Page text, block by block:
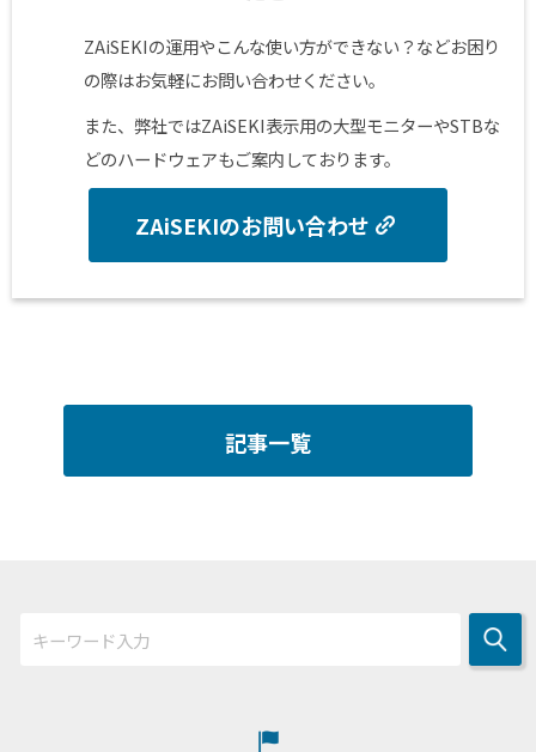
ZAiSEKIの運用やこんな使い方ができない？などお困り
の際はお気軽にお問い合わせください。
また、弊社ではZAiSEKI表示用の大型モニターやSTBな
どのハードウェアもご案内しております。
ZAiSEKIのお問い合わせ
記事一覧